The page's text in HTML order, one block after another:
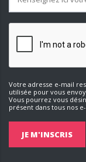
Votre adresse e-mail
utilisée pour vous
Vous pourrez vous
présent dans tous nos